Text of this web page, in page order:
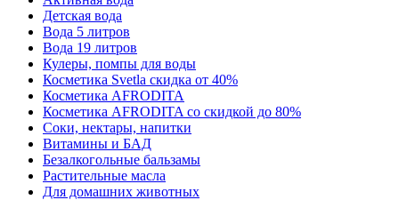
Детская вода
Вода 5 литров
Вода 19 литров
Кулеры, помпы для воды
Косметика Svetla скидка от 40%
Косметика AFRODITA
Косметика AFRODITA со скидкой до 80%
Соки, нектары, напитки
Витамины и БАД
Безалкогольные бальзамы
Растительные масла
Для домашних животных